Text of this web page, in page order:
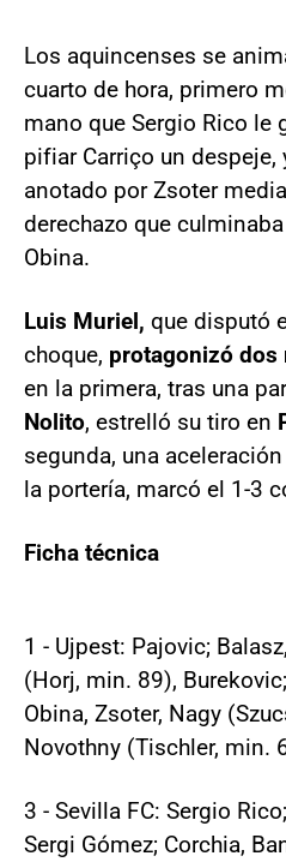
Los aquincenses se
cuarto de hora, primero
mano que Sergio Rico le
pifiar Carriço un despeje,
anotado por Zsoter
derechazo que
Obina.
Luis Muriel, que disputó
choque, protagonizó dos
en la primera, tras una
Nolito, estrelló su tiro en
segunda, una
la portería, marcó el 1-3
Ficha técnica
1 - Ujpest: Pajovic;
(Horj, min. 89),
Obina, Zsoter, Nagy
Novothny (Tischler, min.
3 - Sevilla FC: Sergio
Sergi Gómez; Corchia,